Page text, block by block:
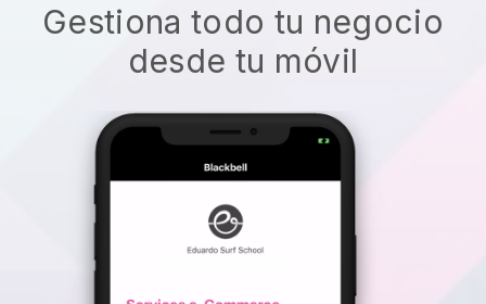
Gestiona todo tu negocio
desde tu móvil